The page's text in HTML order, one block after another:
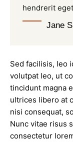
hendrerit
Jane
Sed facilisis, leo
volutpat leo, ut
tincidunt magna
ultrices libero at
nisi consequat,
Nunc vitae risus
consectetur